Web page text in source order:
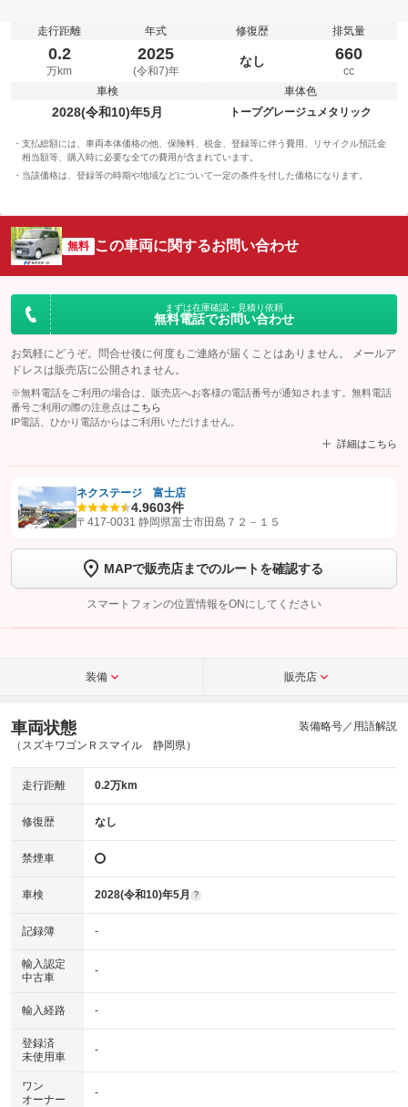
走行距離
0.2
万km
年式
2025
(令和7)年
修復歴
なし
排気量
660
cc
車検
2028(令和10)年5月
車体色
トープグレージュメタリック
支払総額には、車両本体価格の他、保険料、税金、登録等に伴う費用、リサイクル預託金
相当額等、購入時に必要な全ての費用が含まれています。
当該価格は、登録等の時期や地域などについて一定の条件を付した価格になります。
無料 この車両に関するお問い合わせ
まずは在庫確認・見積り依頼
無料電話でお問い合わせ
お気軽にどうぞ。問合せ後に何度もご連絡が届くことはありません。 メールア
ドレスは販売店に公開されません。
※無料電話をご利用の場合は、販売店へお客様の電話番号が通知されます。無料電話
番号ご利用の際の注意点は こちら
IP電話、ひかり電話からはご利用いただけません。
詳細はこちら
【STEP1】認証画面でグーネットを友だち追加してから「許可する」ボタンを押
トーク画面で
ボタンをタップして問い合わせを
完了してください。
こちら
ネクステージ 富士店
4.9603件
〒417-0031 静岡県富士市田島７２－１５
MAPで販売店までのルートを確認する
スマートフォンの位置情報をONにしてください
装備 販売店
車両状態
（スズキワゴンＲスマイル 静岡県）
装備略号／用語解説
走行距離 0.2万km
修復歴 なし
禁煙車
車検 2028(令和10)年5月 ?
記録簿 -
輸入認定
中古車
-
輸入経路 -
登録済
未使用車
-
ワン
オーナー
-